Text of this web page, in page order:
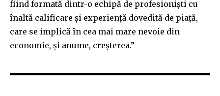
fiind formată dintr-o echipă de profesioniști cu
înaltă calificare și experiență dovedită de piață,
care se implică în cea mai mare nevoie din
economie, și anume, creșterea.”